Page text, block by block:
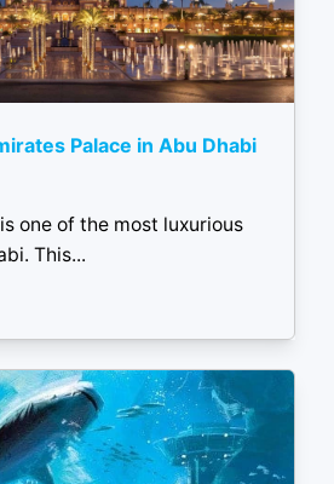
Palace in Abu Dhabi
one of the most luxurious
This...